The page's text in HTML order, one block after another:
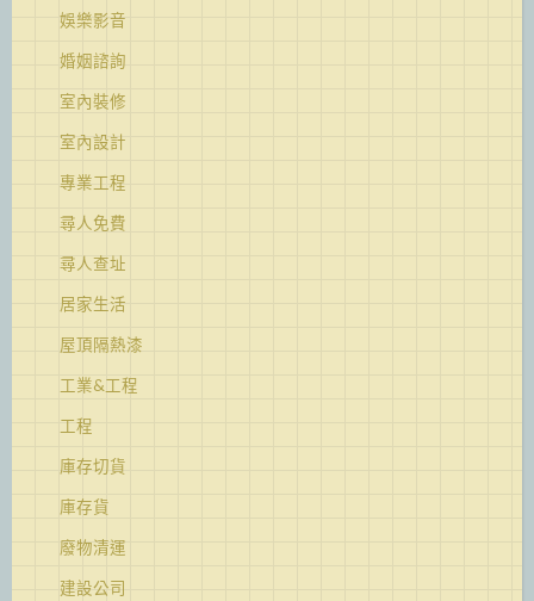
娛樂影音
婚姻諮詢
室內裝修
室內設計
專業工程
尋人免費
尋人查址
居家生活
屋頂隔熱漆
工業&工程
工程
庫存切貨
庫存貨
廢物清運
建設公司